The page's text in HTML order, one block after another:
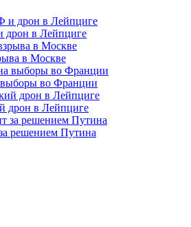
дрон в Лейпциге
в Москве
во Франции
дрон в Лейпциге
решением Путина